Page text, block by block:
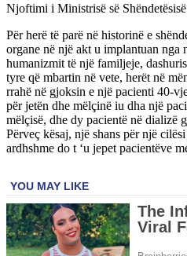
Njoftimi i Ministrisë së
Për herë të parë në historinë e
organe në një akt u implantuan nga
humanizmit të një familjeje,
tyre që mbartin në vete, herët në
rrahë në gjoksin e një pacienti 40-
për jetën dhe mëlçinë iu dha një
mëlçisë, dhe dy pacientë në dializë
Përveç kësaj, një shans për një
ardhshme do t ‘u jepet pacientëve